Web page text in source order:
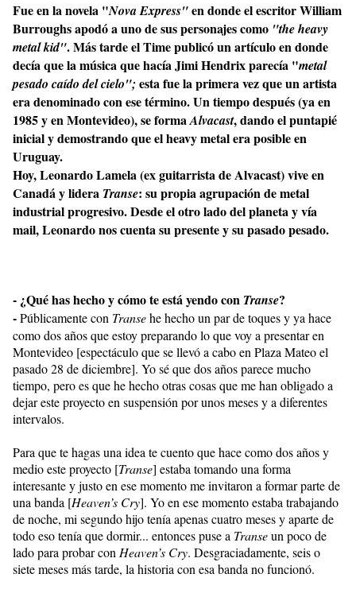
Fue en la novela "Nova Express"en donde el escritor William
Burroughs apodó a uno de sus personajes como "the heavy
metal kid". Más tarde el Time publicó un artículo en donde
decía que la música que hacía Jimi Hendrix parecía "metal
pesado caído del cielo"; esta fue la primera vez que un artista
era denominado con ese término. Un tiempo después (ya en
1985 y en Montevideo), se formaAlvacast, dando el puntapié
inicial y demostrando que el heavy metal era posible en
Uruguay.
Hoy, Leonardo Lamela (ex guitarrista de Alvacast) vive en
Canadá y lidera Transe: su propia agrupación de metal
industrial progresivo. Desde el otro lado del planeta y vía
mail, Leonardo nos cuenta su presente y su pasado pesado.
- ¿Qué has hecho y cómo te está yendo con Transe?
-Públicamente con Transehe hecho un par de toques y ya hace
como dos años que estoy preparando lo que voy a presentar en
Montevideo [espectáculo que se llevó a cabo en Plaza Mateo el
pasado 28 de diciembre]. Yo sé que dos años parece mucho
tiempo, pero es que he hecho otras cosas que me han obligado a
dejar este proyecto en suspensión por unos meses y a diferentes
intervalos.
Para que te hagas una idea te cuento que hace como dos años y
medio este proyecto [Transe] estaba tomando una forma
interesante y justo en ese momento me invitaron a formar parte de
una banda [Heaven’s Cry]. Yo en ese momento estaba trabajando
de noche, mi segundo hijo tenía apenas cuatro meses y aparte de
todo eso tenía que dormir... entonces puse a Transeun poco de
lado para probar conHeaven’s Cry. Desgraciadamente, seis o
siete meses más tarde, la historia con esa banda no funcionó.